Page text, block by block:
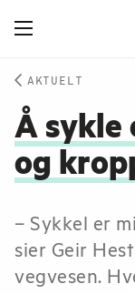
AKTUELT
Å sykle
og
– Sykkel er
sier Geir
vegvesen.